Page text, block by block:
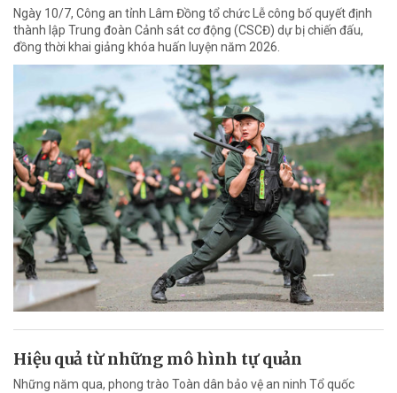
Ngày 10/7, Công an tỉnh Lâm Đồng tổ chức Lễ công bố quyết định
thành lập Trung đoàn Cảnh sát cơ động (CSCĐ) dự bị chiến đấu,
đồng thời khai giảng khóa huấn luyện năm 2026.
Hiệu quả từ những mô hình tự quản
Những năm qua, phong trào Toàn dân bảo vệ an ninh Tổ quốc